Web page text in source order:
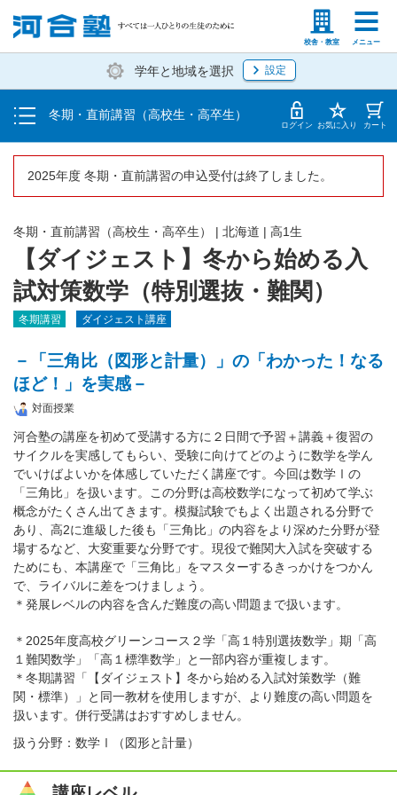
校舎・教室 メニュー
塾生の方 高等学校の先生
学年と地域を選択 設定
冬期・直前講習（高校生・高卒生）
受講料・お申し込み方法
受講開始までの流れ
校舎一覧 ログイン お気に入り カート
2025年度 冬期・直前講習の申込受付は終了しました。
【ダイジェスト】冬から始める入
試対策数学（特別選抜・難関）
冬期・直前講習（高校生・高卒生） | 北海道 | 高1生
冬期講習 ダイジェスト講座
－「三角比（図形と計量）」の「わかった！なる
ほど！」を実感－
対面授業
河合塾の講座を初めて受講する方に２日間で予習＋講義＋復習の
サイクルを実感してもらい、受験に向けてどのように数学を学ん
でいけばよいかを体感していただく講座です。今回は数学Ⅰの
「三角比」を扱います。この分野は高校数学になって初めて学ぶ
概念がたくさん出てきます。模擬試験でもよく出題される分野で
あり、高2に進級した後も「三角比」の内容をより深めた分野が登
場するなど、大変重要な分野です。現役で難関大入試を突破する
ためにも、本講座で「三角比」をマスターするきっかけをつかん
で、ライバルに差をつけましょう。
＊発展レベルの内容を含んだ難度の高い問題まで扱います。
＊2025年度高校グリーンコース２学「高１特別選抜数学」期「高
１難関数学」「高１標準数学」と一部内容が重複します。
＊冬期講習「【ダイジェスト】冬から始める入試対策数学（難
関・標準）」と同一教材を使用しますが、より難度の高い問題を
扱います。併行受講はおすすめしません。
扱う分野：数学Ⅰ（図形と計量）